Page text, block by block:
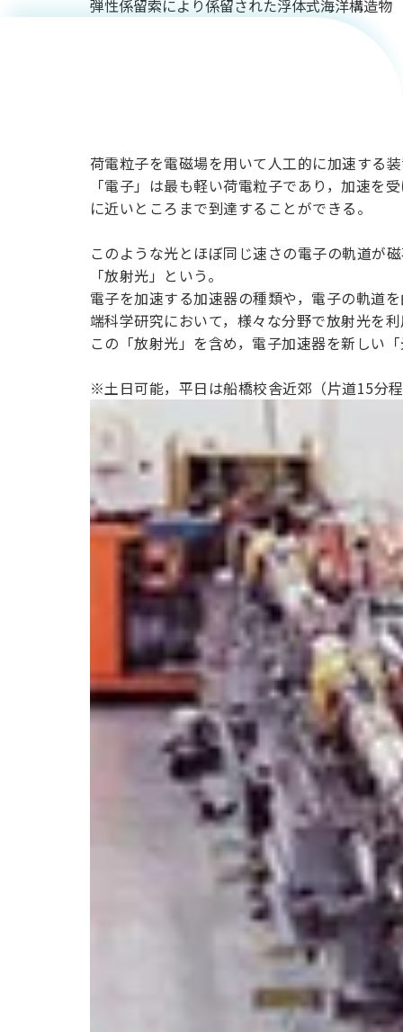
弾性係留索により係留された浮体式海洋構造物
としての
器
荷電粒子を電磁場を用いて人工的に加速する
「電子」は最も軽い荷電粒子であり，加速
に近いところまで到達することができる。
このような光とほぼ同じ速さの電子の軌道が
「放射光」という。
電子を加速する加速器の種類や，電子の軌道
端科学研究において，様々な分野で放射光を
この「放射光」を含め，電子加速器を新しい
※土日可能，平日は船橋校舎近郊（片道15分